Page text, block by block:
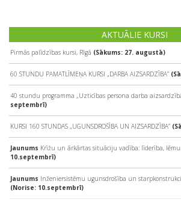
AKTUĀLIE KURSI
Pirmās palīdzības kursi, Rīgā (Sākums: 27. augustā)
60 STUNDU PAMATLĪMEŅA KURSI „DARBA AIZSARDZĪBA”
40 stundu programma „Uzticības persona darba
septembrī)
KURSI 160 STUNDAS „UGUNSDROŠĪBA UN AIZSARDZĪBA”
Jaunums Krīžu un ārkārtas situāciju vadība: līderība,
10.septembrī)
Jaunums Inženiersistēmu ugunsdrošība un
(Norise: 10.septembrī)